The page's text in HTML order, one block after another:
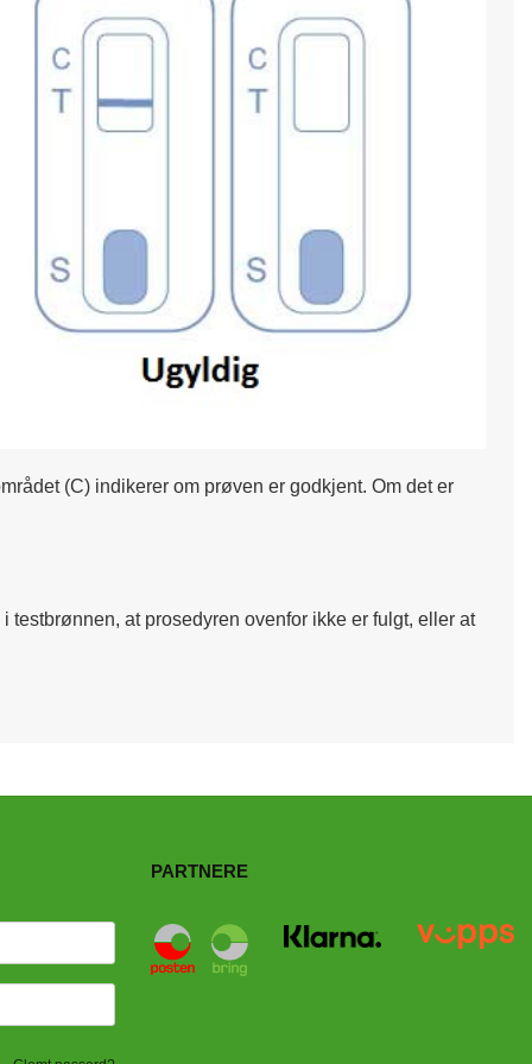
(C) indikerer om prøven er godkjent. Om det er
at prosedyren ovenfor ikke er fulgt, eller at
PARTNERE